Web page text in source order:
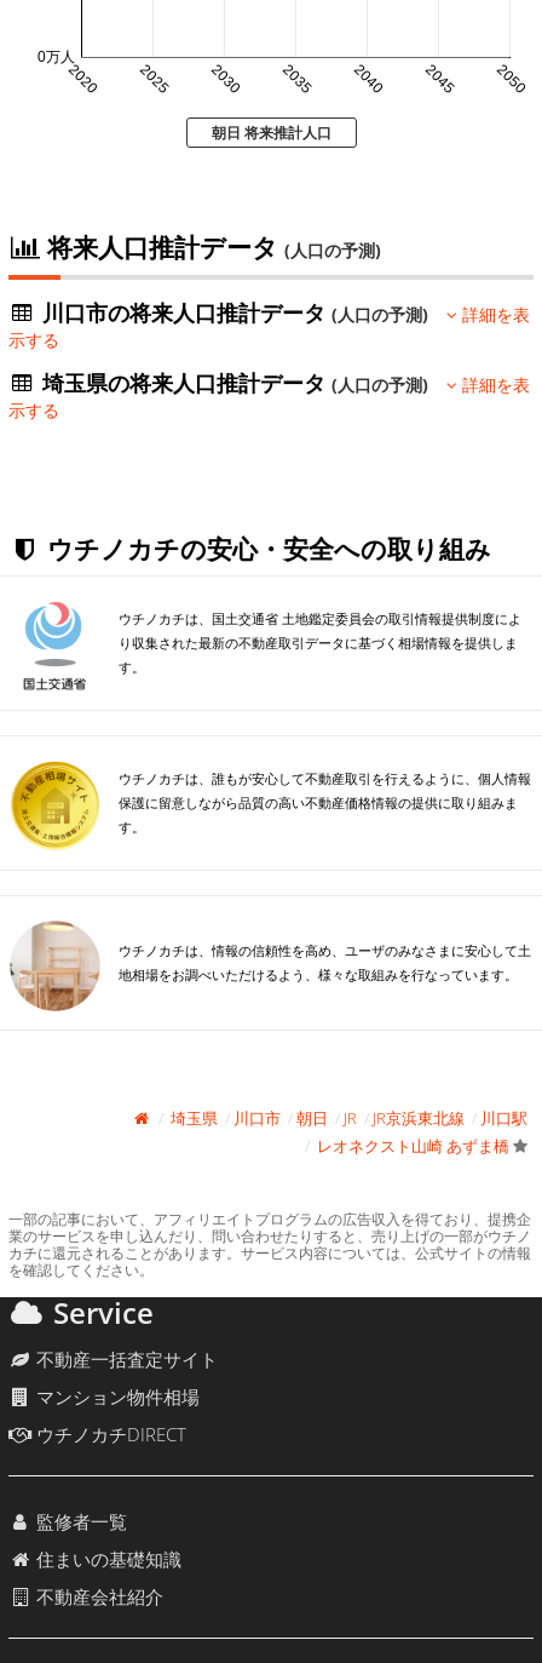
2020 2025 2030 2035 2040 2045 2050
0万人
朝日 将来推計人口
将来人口推計データ (人口の予測)
川口市の将来人口推計データ(人口の予測)
詳細を表
示する
埼玉県の将来人口推計データ(人口の予測)
詳細を表
示する
ウチノカチの安心・安全への取り組み
ウチノカチは、国土交通省 土地鑑定委員会の取引情報提供制度によ
り収集された最新の不動産取引データに基づく相場情報を提供しま
す。
ウチノカチは、誰もが安心して不動産取引を行えるように、個人情報
保護に留意しながら品質の高い不動産価格情報の提供に取り組みま
す。
ウチノカチは、情報の信頼性を高め、ユーザのみなさまに安心して土
地相場をお調べいただけるよう、様々な取組みを行なっています。
埼玉県 川口市 朝日 JR JR京浜東北線
川口駅
レオネクスト山崎 あずま橋
一部の記事において、アフィリエイトプログラムの広告収入を得ており、提携企
業のサービスを申し込んだり、問い合わせたりすると、売り上げの一部がウチノ
カチに還元されることがあります。サービス内容については、公式サイトの情報
を確認してください。
Service
不動産一括査定サイト
マンション物件相場
ウチノカチDIRECT
監修者一覧
住まいの基礎知識
不動産会社紹介